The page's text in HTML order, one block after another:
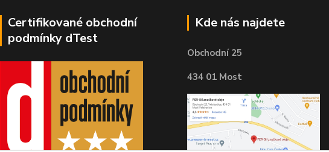
Certifikované obchodní
podmínky dTest
Kde nás najdete
Obchodní 25
434 01 Most